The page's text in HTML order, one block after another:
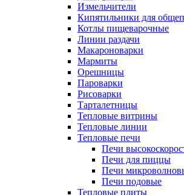
Измельчители
Кипятильники для
Котлы пищеварочные
Линии раздачи
Макароноварки
Мармиты
Орешницы
Пароварки
Рисоварки
Тарталетницы
Тепловые витрины
Тепловые линии
Тепловые печи
Печи
Печи для пиццы
Печи
Печи подовые
Тепловые плиты